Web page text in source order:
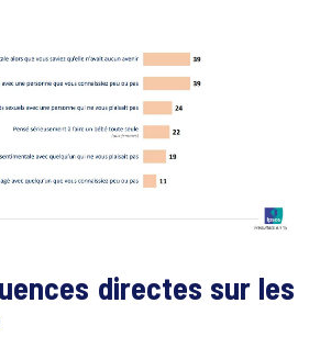
directes sur les